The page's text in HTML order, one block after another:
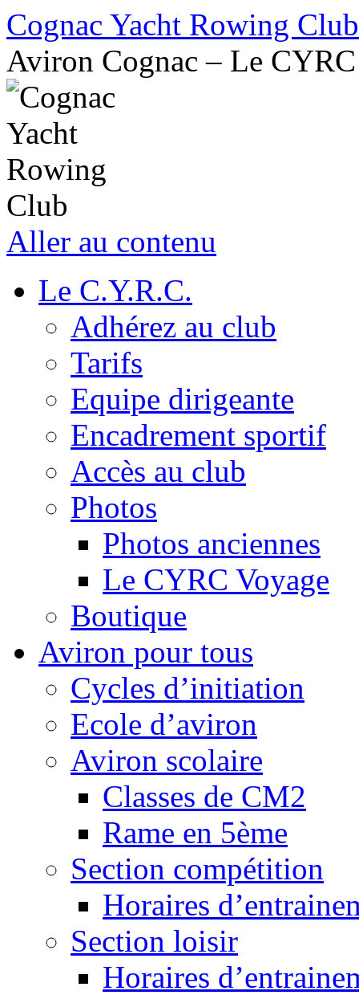
Cognac Yacht Rowing Club
Aviron Cognac – Le CYRC
Aller au contenu
Le C.Y.R.C.
Adhérez au club
Tarifs
Equipe dirigeante
Encadrement sportif
Accès au club
Photos
Photos anciennes
Le CYRC Voyage
Boutique
Aviron pour tous
Cycles d’initiation
Ecole d’aviron
Aviron scolaire
Classes de CM2
Rame en 5ème
Section compétition
Horaires
Section loisir
Horaires